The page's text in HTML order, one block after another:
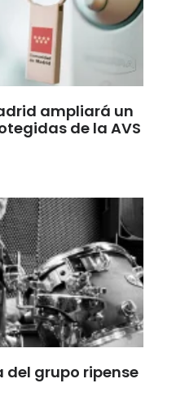
ampliará un
de la AVS
del grupo ripense